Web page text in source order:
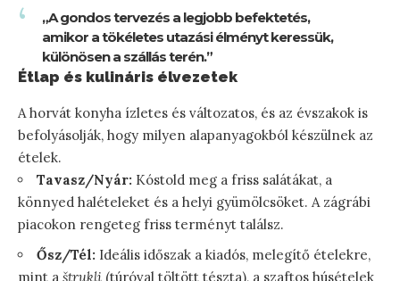
„A gondos tervezés a legjobb befektetés,
amikor a tökéletes utazási élményt keressük,
különösen a szállás terén.”
Étlap és kulináris élvezetek
A horvát konyha ízletes és változatos, és az évszakok is
befolyásolják, hogy milyen alapanyagokból készülnek az
ételek.
Tavasz/Nyár: Kóstold meg a friss salátákat, a
könnyed halételeket és a helyi gyümölcsöket. A zágrábi
piacokon rengeteg friss terményt találsz.
Ősz/Tél: Ideális időszak a kiadós, melegítő ételekre,
mint a štrukli (túróval töltött tészta), a szaftos húsételek